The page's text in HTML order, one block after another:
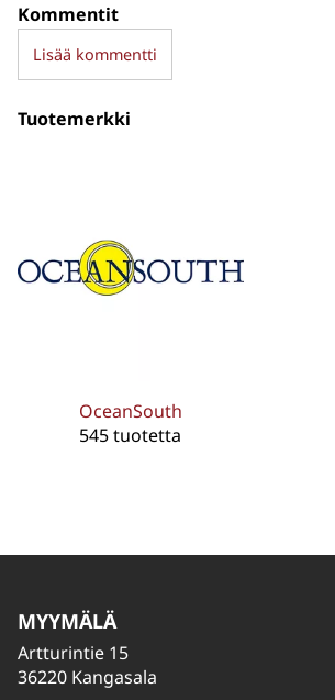
Kommentit
Lisää kommentti
Tuotemerkki
OceanSouth
545 tuotetta
MYYMÄLÄ
Artturintie 15
36220 Kangasala